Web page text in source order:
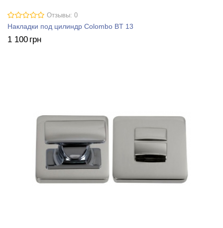
Отзывы: 0
Накладки под цилиндр Colombo BT 13
1 100 грн